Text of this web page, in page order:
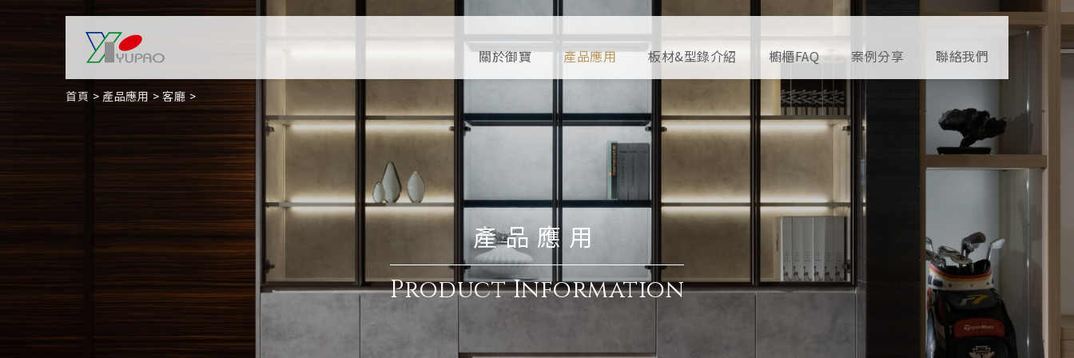
關於御寶 產品應用 板材&型錄介紹 櫥櫃FAQ 案例分享 聯絡我們
首頁 產品應用 客廳
產品應用
Product Information